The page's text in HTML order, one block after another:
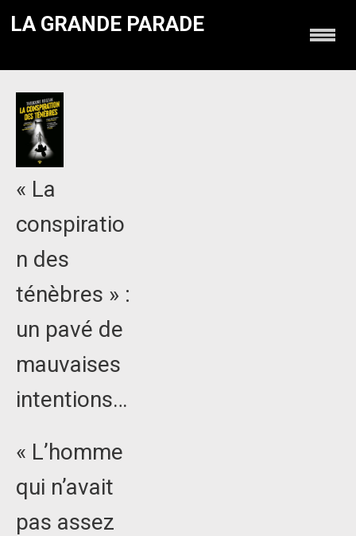
LA GRANDE PARADE
« La
conspiratio
n des
ténèbres » :
un pavé de
mauvaises
intentions…
« L’homme
qui n’avait
pas assez